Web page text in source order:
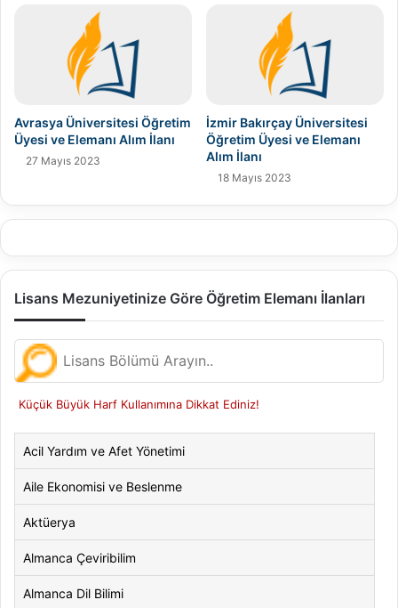
Avrasya Üniversitesi Öğretim
Üyesi ve Elemanı Alım İlanı
27 Mayıs 2023
İzmir Bakırçay Üniversitesi
Öğretim Üyesi ve Elemanı
Alım İlanı
18 Mayıs 2023
Lisans Mezuniyetinize Göre Öğretim Elemanı İlanları
Küçük Büyük Harf Kullanımına Dikkat Ediniz!
Acil Yardım ve Afet Yönetimi
Aile Ekonomisi ve Beslenme
Aktüerya
Almanca Çeviribilim
Almanca Dil Bilimi